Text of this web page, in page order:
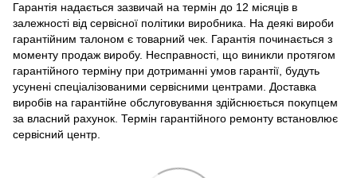
Гарантія надається зазвичай на термін до 12 місяців в
залежності від сервісної політики виробника. На деякі вироби
гарантійним талоном є товарний чек. Гарантія починається з
моменту продаж виробу. Несправності, що виникли протягом
гарантійного терміну при дотриманні умов гарантії, будуть
усунені спеціалізованими сервісними центрами. Доставка
виробів на гарантійне обслуговування здійснюється покупцем
за власний рахунок. Термін гарантійного ремонту встановлює
сервісний центр.